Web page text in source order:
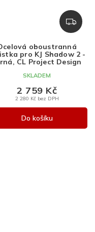
Z
D
R
M
oboustranná
pro KJ Shadow 2 -
CL Project Design
SKLADEM
2 280 Kč bez DPH
2 759 Kč
Do košíku